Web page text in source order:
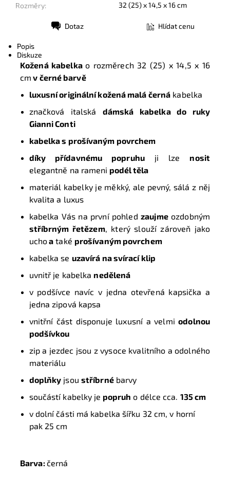
Rozměry:
32 (25) x 14,5 x 16 cm
Dotaz Hlídat cenu
Popis
Diskuze
Kožená kabelkao rozměrech 32 (25) x 14,5 x 16
cm v černé barvě
luxusní originální kožená malá černá kabelka
značková italská dámská kabelka do ruky
Gianni Conti
kabelka s prošívaným povrchem
díky přídavnému popruhuji lze nosit
elegantně na rameni podél těla
materiál kabelky je měkký, ale pevný, sálá z něj
kvalita a luxus
kabelka Vás na první pohledzaujmeozdobným
stříbrným řetězem, který slouží zároveň jako
uchoa také prošívaným povrchem
kabelka se uzavírá na svírací klip
uvnitř je kabelka nedělená
v podšívce navíc v jedna otevřená kapsička a
jedna zipová kapsa
vnitřní část disponuje luxusní a velmiodolnou
podšívkou
zip a jezdec jsou z vysoce kvalitního a odolného
materiálu
doplňky jsou stříbrnébarvy
součástí kabelky je popruh o délce cca. 135 cm
v dolní části má kabelka šířku 32 cm, v horní
pak 25 cm
Barva:černá